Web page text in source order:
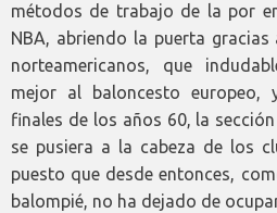
métodos de trabajo de la por
NBA, abriendo la puerta
norteamericanos, que
mejor al baloncesto europeo,
finales de los años 60, la
se pusiera a la cabeza de los
puesto que desde entonces,
balompié, no ha dejado de